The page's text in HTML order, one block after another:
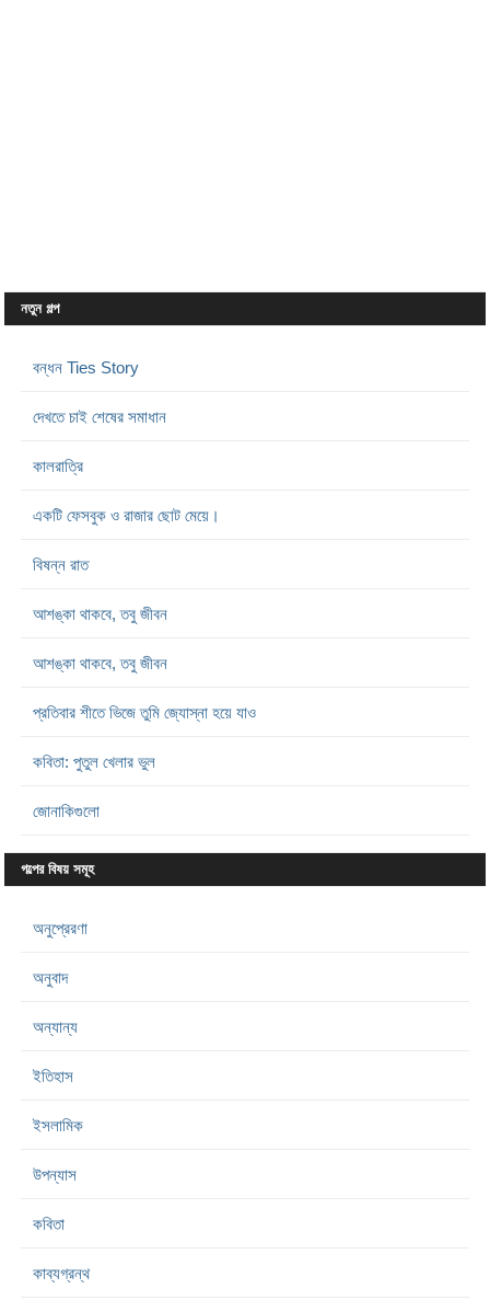
নতুন গল্প
বন্ধন Ties Story
দেখতে চাই শেষের সমাধান
কালরাত্রি
একটি ফেসবুক ও রাজার ছোট মেয়ে।
বিষন্ন রাত
আশঙ্কা থাকবে, তবু জীবন
আশঙ্কা থাকবে, তবু জীবন
প্রতিবার শীতে ভিজে তুমি জ্যোস্না হয়ে যাও
কবিতা: পুতুল খেলার ভুল
জোনাকিগুলো
গল্পের বিষয় সমূহ
অনুপ্রেরণা
অনুবাদ
অন্যান্য
ইতিহাস
ইসলামিক
উপন্যাস
কবিতা
কাব্যগ্রন্থ